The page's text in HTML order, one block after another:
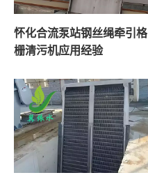
怀化合流泵站钢丝绳牵引格
栅清污机应用经验